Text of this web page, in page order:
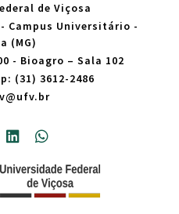
de Viçosa
Campus Universitário -
(MG)
- Bioagro – Sala 102
(31) 3612-2486